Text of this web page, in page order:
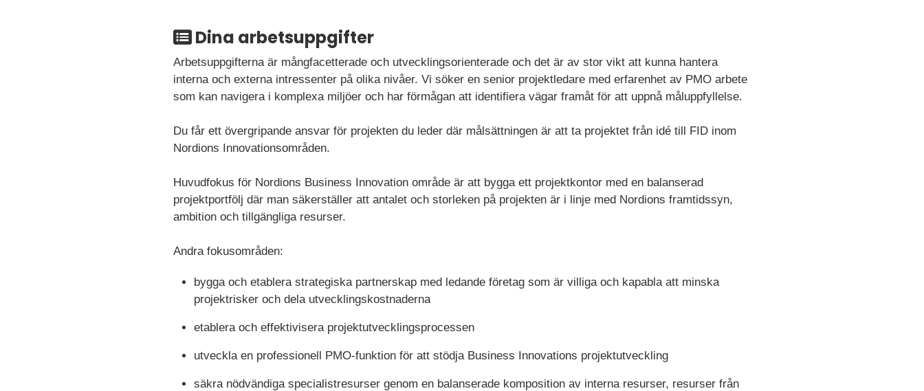
Dina arbetsuppgifter
Arbetsuppgifterna är mångfacetterade och utvecklingsorienterade och det är av stor vikt att kunna hantera
interna och externa intressenter på olika nivåer. Vi söker en senior projektledare med erfarenhet av PMO arbete
som kan navigera i komplexa miljöer och har förmågan att identifiera vägar framåt för att uppnå måluppfyllelse.
Du får ett övergripande ansvar för projekten du leder där målsättningen är att ta projektet från idé till FID inom
Nordions Innovationsområden.
Huvudfokus för Nordions Business Innovation område är att bygga ett projektkontor med en balanserad
projektportfölj där man säkerställer att antalet och storleken på projekten är i linje med Nordions framtidssyn,
ambition och tillgängliga resurser.
Andra fokusområden:
bygga och etablera strategiska partnerskap med ledande företag som är villiga och kapabla att minska
projektrisker och dela utvecklingskostnaderna
etablera och effektivisera projektutvecklingsprocessen
utveckla en professionell PMO-funktion för att stödja Business Innovations projektutveckling
säkra nödvändiga specialistresurser genom en balanserade komposition av interna resurser, resurser från